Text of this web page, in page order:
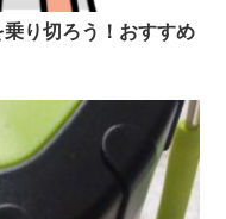
り切ろう！おすすめ